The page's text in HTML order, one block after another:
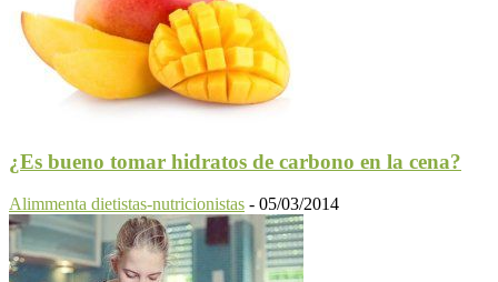
¿Es bueno tomar hidratos de carbono en la cena?
Alimmenta dietistas-nutricionistas - 05/03/2014